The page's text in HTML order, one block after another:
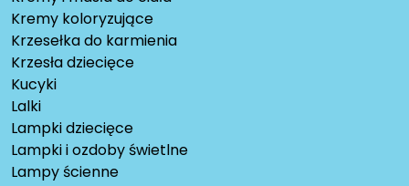
Kremy koloryzujące
Krzesełka do karmienia
Krzesła dziecięce
Kucyki
Lalki
Lampki dziecięce
Lampki i ozdoby świetlne
Lampy ścienne